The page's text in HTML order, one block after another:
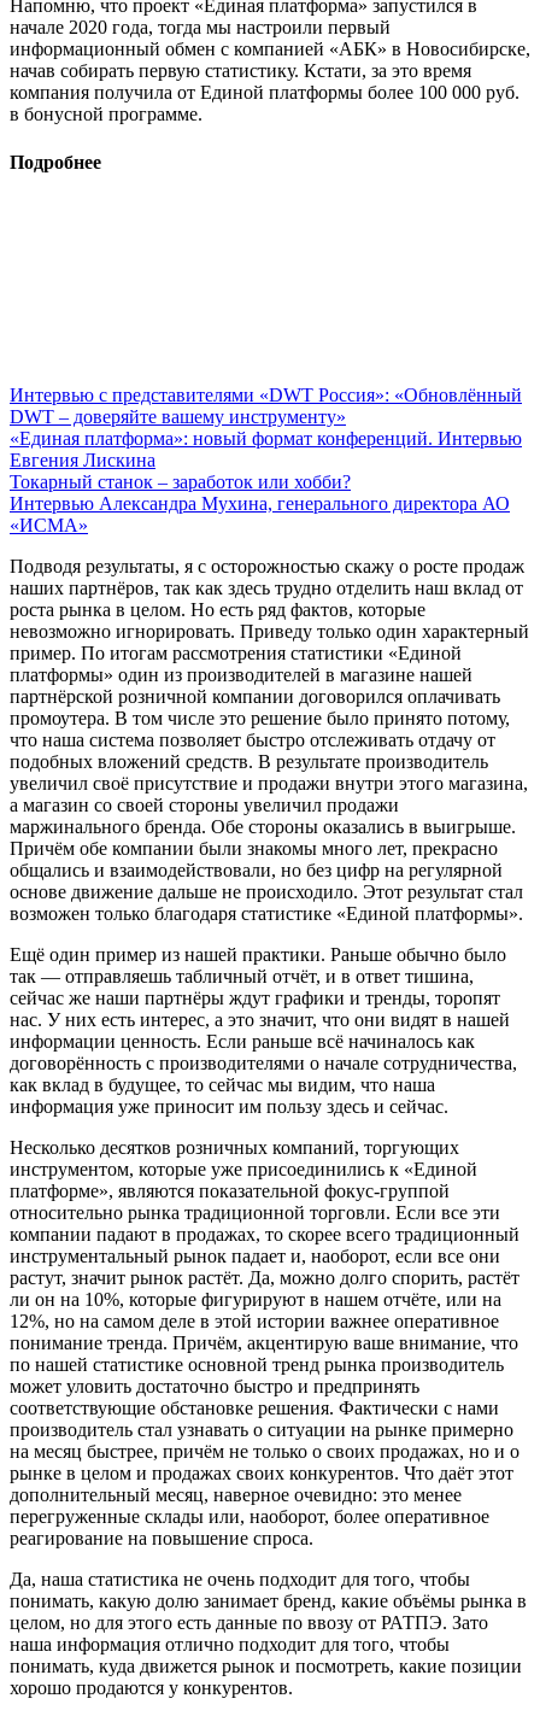
Напомню, что проект «Единая платформа» запустился в
начале 2020 года, тогда мы настроили первый
информационный обмен с компанией «АБК» в Новосибирске,
начав собирать первую статистику. Кстати, за это время
компания получила от Единой платформы более 100 000 руб.
в бонусной программе.
Подробнее
Интервью с представителями «DWT Россия»: «Обновлённый
DWT – доверяйте вашему инструменту»
«Единая платформа»: новый формат конференций. Интервью
Евгения Лискина
Токарный станок – заработок или хобби?
Интервью Александра Мухина, генерального директора АО
«ИСМА»
Подводя результаты, я с осторожностью скажу о росте продаж
наших партнёров, так как здесь трудно отделить наш вклад от
роста рынка в целом. Но есть ряд фактов, которые
невозможно игнорировать. Приведу только один характерный
пример. По итогам рассмотрения статистики «Единой
платформы» один из производителей в магазине нашей
партнёрской розничной компании договорился оплачивать
промоутера. В том числе это решение было принято потому,
что наша система позволяет быстро отслеживать отдачу от
подобных вложений средств. В результате производитель
увеличил своё присутствие и продажи внутри этого магазина,
а магазин со своей стороны увеличил продажи
маржинального бренда. Обе стороны оказались в выигрыше.
Причём обе компании были знакомы много лет, прекрасно
общались и взаимодействовали, но без цифр на регулярной
основе движение дальше не происходило. Этот результат стал
возможен только благодаря статистике «Единой платформы».
Ещё один пример из нашей практики. Раньше обычно было
так — отправляешь табличный отчёт, и в ответ тишина,
сейчас же наши партнёры ждут графики и тренды, торопят
нас. У них есть интерес, а это значит, что они видят в нашей
информации ценность. Если раньше всё начиналось как
договорённость с производителями о начале сотрудничества,
как вклад в будущее, то сейчас мы видим, что наша
информация уже приносит им пользу здесь и сейчас.
Несколько десятков розничных компаний, торгующих
инструментом, которые уже присоединились к «Единой
платформе», являются показательной фокус-группой
относительно рынка традиционной торговли. Если все эти
компании падают в продажах, то скорее всего традиционный
инструментальный рынок падает и, наоборот, если все они
растут, значит рынок растёт. Да, можно долго спорить, растёт
ли он на 10%, которые фигурируют в нашем отчёте, или на
12%, но на самом деле в этой истории важнее оперативное
понимание тренда. Причём, акцентирую ваше внимание, что
по нашей статистике основной тренд рынка производитель
может уловить достаточно быстро и предпринять
соответствующие обстановке решения. Фактически с нами
производитель стал узнавать о ситуации на рынке примерно
на месяц быстрее, причём не только о своих продажах, но и о
рынке в целом и продажах своих конкурентов. Что даёт этот
дополнительный месяц, наверное очевидно: это менее
перегруженные склады или, наоборот, более оперативное
реагирование на повышение спроса.
Да, наша статистика не очень подходит для того, чтобы
понимать, какую долю занимает бренд, какие объёмы рынка в
целом, но для этого есть данные по ввозу от РАТПЭ. Зато
наша информация отлично подходит для того, чтобы
понимать, куда движется рынок и посмотреть, какие позиции
хорошо продаются у конкурентов.